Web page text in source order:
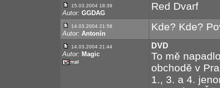
15.03.2004 18:39
Autor: GGDAG
Red Dvarf
14.03.2004 21:58
Autor: Antonín
Kde? Kde?
14.03.2004 21:44
Autor: Magic
DVD
To mě
obchodě v
1., 3. a 4.